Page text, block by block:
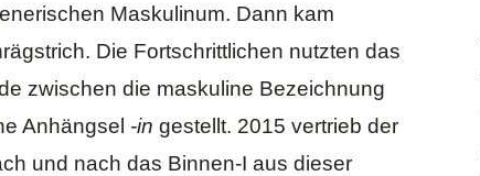
Maskulinum. Dann kam
Die Fortschrittlichen nutzten das
zwischen die maskuline Bezeichnung
Anhängsel -in gestellt. 2015 vertrieb der
und nach das Binnen-I aus dieser